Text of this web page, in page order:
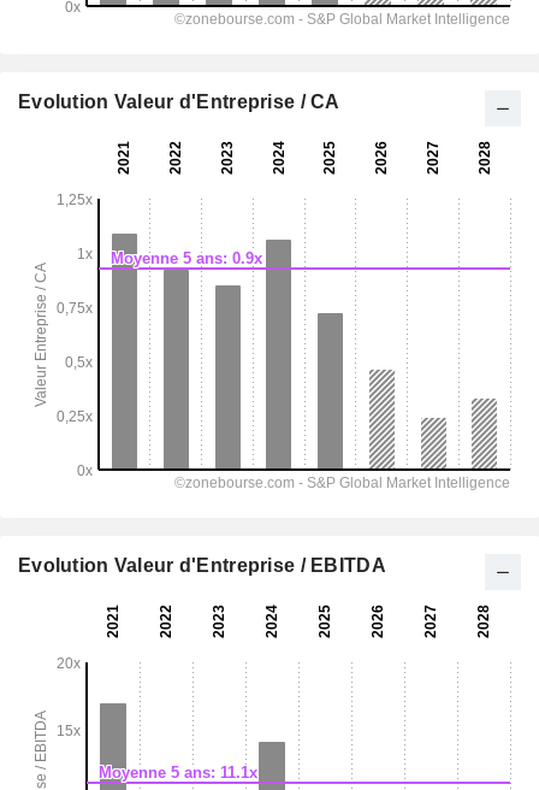
Evolution Valeur d'Entreprise / CA
Evolution Valeur d'Entreprise / EBITDA